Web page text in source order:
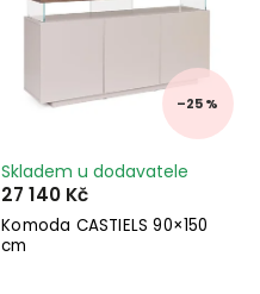
–25 %
Komoda CASTIELS 90×150
cm
Skladem u dodavatele
27 140 Kč